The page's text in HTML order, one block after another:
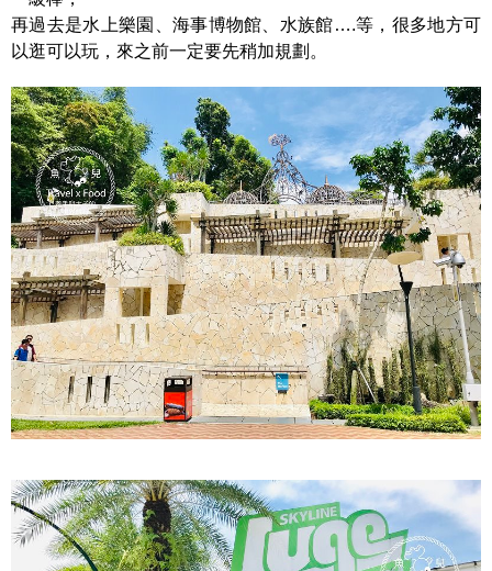
再過去是水上樂園、海事博物館、水族館….等，很多地方可
以逛可以玩，來之前一定要先稍加規劃。